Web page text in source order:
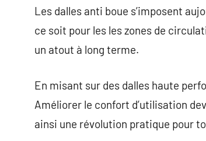
Les dalles anti boue s’imposent
ce soit pour les les zones de
un atout à long terme.
En misant sur des dalles haute
Améliorer le confort d’utilisation
ainsi une révolution pratique pour